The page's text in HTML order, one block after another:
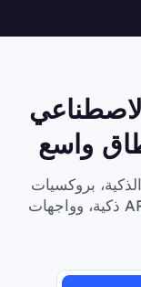
واسع
بروكسيات
ذكية، وواجهات API للسكرابينج بأسعار قابلة للتوسع لأي